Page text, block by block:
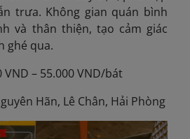
trưa. Không gian quán bình
và thân thiện, tạo cảm giác
ghé qua.
VND – 55.000 VND/bát
Hãn, Lê Chân, Hải Phòng